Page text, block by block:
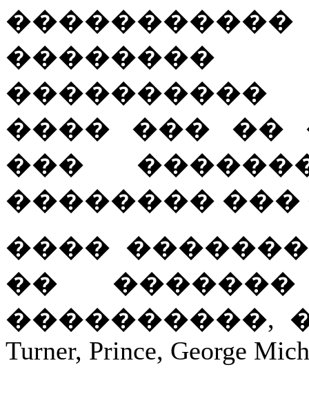
���� ��� ��
���
�������� ���
����
��
����������,
Turner, Prince, George